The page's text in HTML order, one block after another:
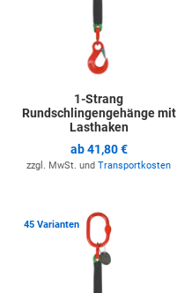
1-Strang
Rundschlingengehänge mit
Lasthaken
ab41,80 €
zzgl. MwSt. und Transportkosten
45 Varianten